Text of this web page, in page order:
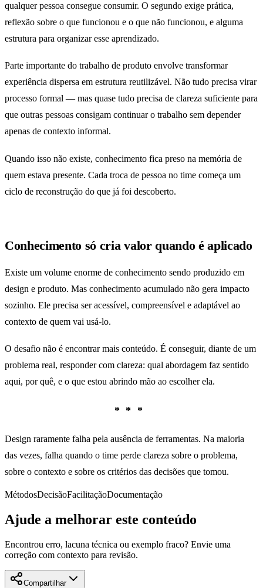
qualquer pessoa consegue consumir. O segundo exige prática,
reflexão sobre o que funcionou e o que não funcionou, e alguma
estrutura para organizar esse aprendizado.
Parte importante do trabalho de produto envolve transformar
experiência dispersa em estrutura reutilizável. Não tudo precisa virar
processo formal — mas quase tudo precisa de clareza suficiente para
que outras pessoas consigam continuar o trabalho sem depender
apenas de contexto informal.
Quando isso não existe, conhecimento fica preso na memória de
quem estava presente. Cada troca de pessoa no time começa um
ciclo de reconstrução do que já foi descoberto.
Conhecimento só cria valor quando é aplicado
Existe um volume enorme de conhecimento sendo produzido em
design e produto. Mas conhecimento acumulado não gera impacto
sozinho. Ele precisa ser acessível, compreensível e adaptável ao
contexto de quem vai usá-lo.
O desafio não é encontrar mais conteúdo. É conseguir, diante de um
problema real, responder com clareza: qual abordagem faz sentido
aqui, por quê, e o que estou abrindo mão ao escolher ela.
***
Design raramente falha pela ausência de ferramentas. Na maioria
das vezes, falha quando o time perde clareza sobre o problema,
sobre o contexto e sobre os critérios das decisões que tomou.
MétodosDecisãoFacilitaçãoDocumentação
Ajude a melhorar este conteúdo
Encontrou erro, lacuna técnica ou exemplo fraco? Envie uma
correção com contexto para revisão.
Compartilhar